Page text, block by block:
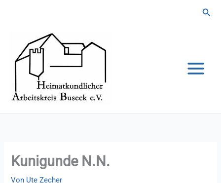
Kunigunde N.N.
Von Ute Zecher